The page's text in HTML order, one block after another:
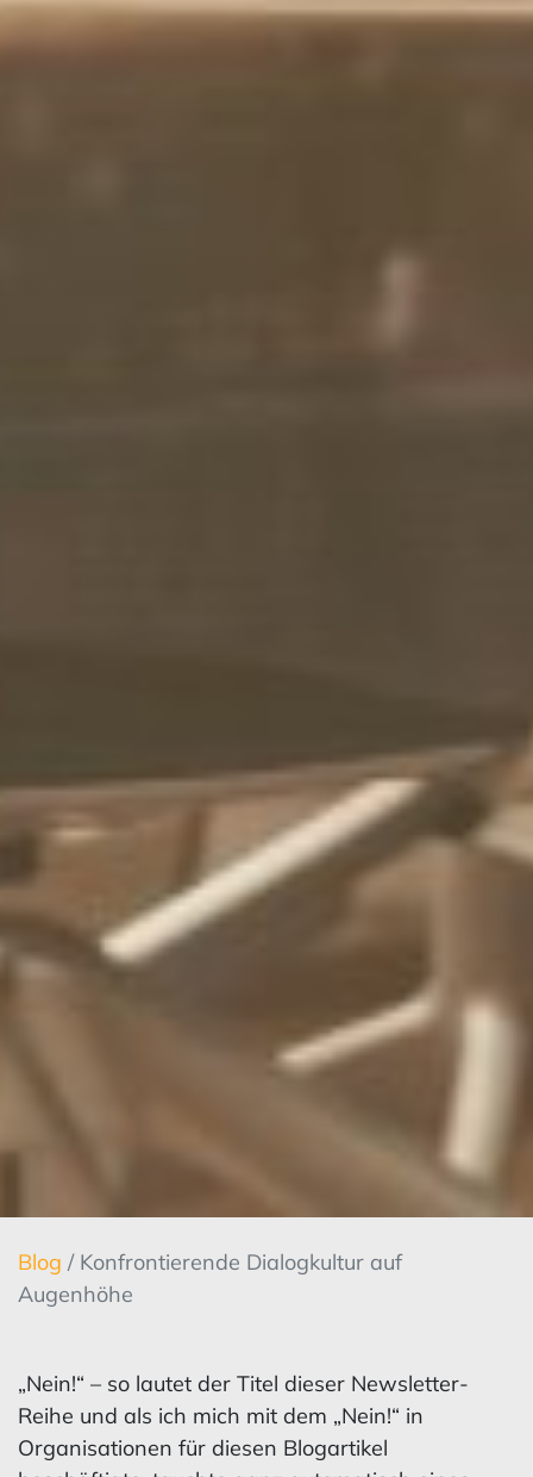
Blog / Konfrontierende Dialogkultur auf
Augenhöhe
„Nein!“ – so lautet der Titel dieser Newsletter-
Reihe und als ich mich mit dem „Nein!“ in
Organisationen für diesen Blogartikel